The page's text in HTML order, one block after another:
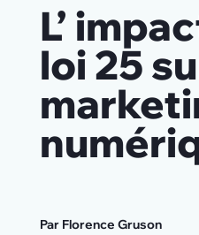
L’
loi 25
Par Florence Gruson